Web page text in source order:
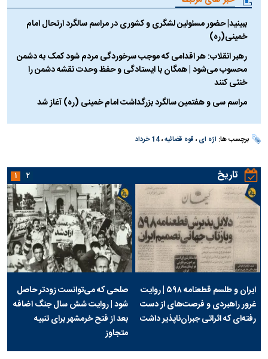
ببینید| حضور مسئولین لشگری و کشوری در مراسم سالگرد ارتحال امام
خمینی(ره)
رهبر انقلاب: هر اقدامی که موجب سرخوردگی مردم شود کمک به دشمن
محسوب می‌شود | همگان با ایستادگی و حفظ وحدت نقشه دشمن را
خنثی کنند
مراسم سی و هفتمین سالگرد بزرگداشت امام خمینی (ره) آغاز شد
برچسب ها: اژه ای ، قوه قضائیه،14 خرداد
تاریخ
ایران و طلسم قطعنامه ۵۹۸ | روایت
غرور راهبردی و فرصت‌های از دست
رفته‌ای که اثراتی جبران‌ناپذیر داشت
صلحی که می‌توانست زودتر حاصل
شود | روایت شش سال جنگ اضافه
بعد از فتح خرمشهر برای تنبیه
متجاوز
۱ ۲